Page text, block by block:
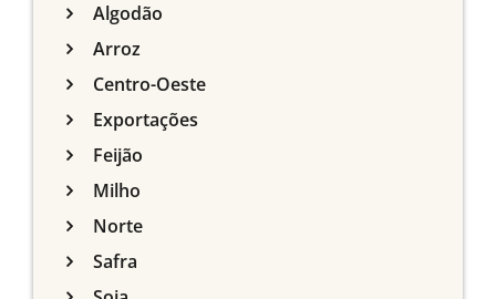
Algodão
Arroz
Centro-Oeste
Exportações
Feijão
Milho
Norte
Safra